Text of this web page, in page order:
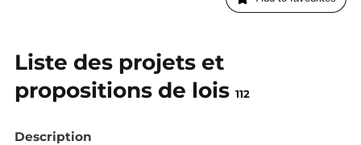
Liste des projets et
propositions de lois 112
Description